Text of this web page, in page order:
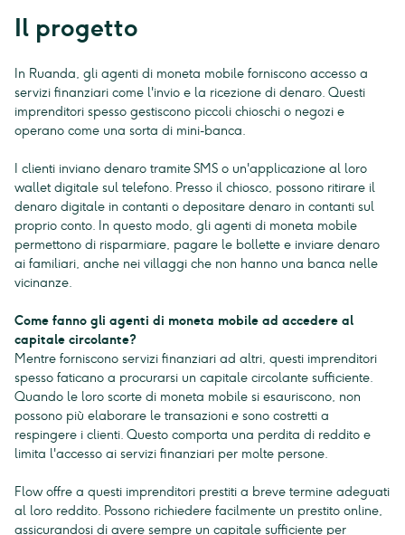
Il progetto
In Ruanda, gli agenti di moneta mobile forniscono accesso a
servizi finanziari come l'invio e la ricezione di denaro. Questi
imprenditori spesso gestiscono piccoli chioschi o negozi e
operano come una sorta di mini-banca.
I clienti inviano denaro tramite SMS o un'applicazione al loro
wallet digitale sul telefono. Presso il chiosco, possono ritirare il
denaro digitale in contanti o depositare denaro in contanti sul
proprio conto. In questo modo, gli agenti di moneta mobile
permettono di risparmiare, pagare le bollette e inviare denaro
ai familiari, anche nei villaggi che non hanno una banca nelle
vicinanze.
Come fanno gli agenti di moneta mobile ad accedere al
capitale circolante?
Mentre forniscono servizi finanziari ad altri, questi imprenditori
spesso faticano a procurarsi un capitale circolante sufficiente.
Quando le loro scorte di moneta mobile si esauriscono, non
possono più elaborare le transazioni e sono costretti a
respingere i clienti. Questo comporta una perdita di reddito e
limita l'accesso ai servizi finanziari per molte persone.
Flow offre a questi imprenditori prestiti a breve termine adeguati
al loro reddito. Possono richiedere facilmente un prestito online,
assicurandosi di avere sempre un capitale sufficiente per